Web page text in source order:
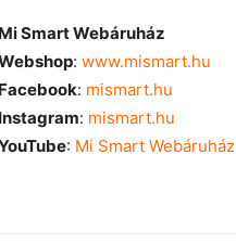
Mi Smart Webáruház
: www.mismart.hu
Facebook: mismart.hu
Instagram: mismart.hu
: Mi Smart Webáruház